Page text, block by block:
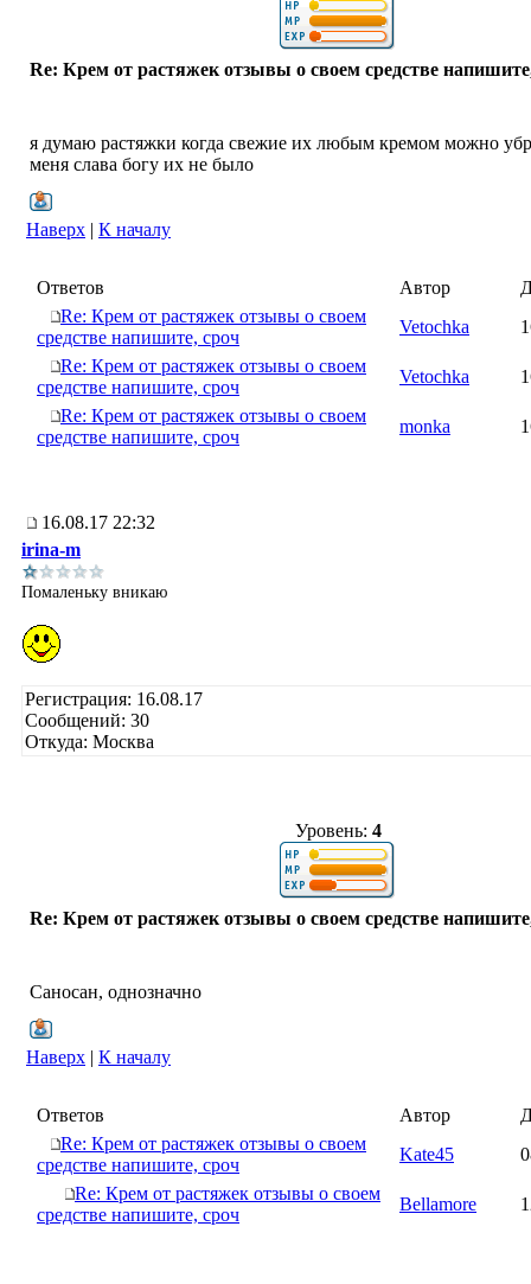
Re: Крем от растяжек отзывы о своем средстве
я думаю растяжки когда свежие их любым кремом можно
меня слава богу их не было
Наверх | К началу
Ответов Автор
Re: Крем от растяжек отзывы о своем
средстве напишите, сроч
Vetochka
Re: Крем от растяжек отзывы о своем
средстве напишите, сроч
Vetochka
Re: Крем от растяжек отзывы о своем
средстве напишите, сроч
monka
16.08.17 22:32
irina-m
Помаленьку вникаю
Регистрация: 16.08.17
Сообщений: 30
Откуда: Москва
Уровень: 4
Re: Крем от растяжек отзывы о своем средстве
Саносан, однозначно
Наверх | К началу
Ответов Автор
Re: Крем от растяжек отзывы о своем
средстве напишите, сроч
Kate45
Re: Крем от растяжек отзывы о своем
средстве напишите, сроч
Bellamore